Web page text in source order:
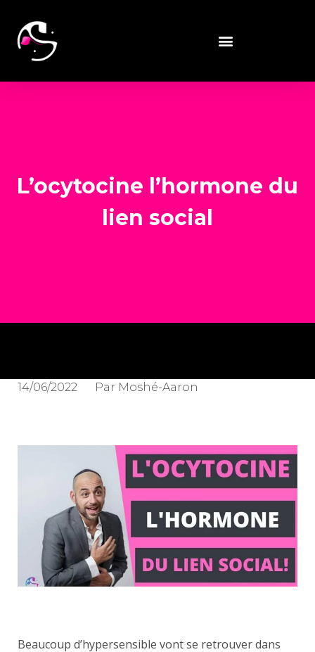
L’ocytocine l’hormone du
lien social
14/06/2022 Par Moshé-Aaron
Beaucoup d’hypersensible vont se retrouver dans